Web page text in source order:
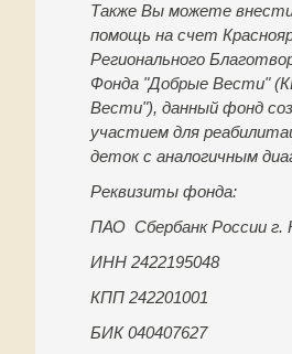
Также Вы можете
помощь на счет
Регионального
Фонда "Добрые Вести"
Вести"), данный фонд
участием для
деток с аналогичным
Реквизиты фонда:
ПАО Сбербанк России г.
ИНН 2422195048
КПП 242201001
БИК 040407627